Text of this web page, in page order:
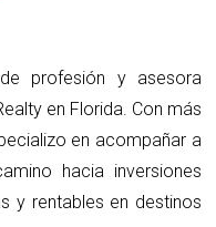
o inquilinos
de vivienda es
mayor competencia
márgenes de ganancia
las propiedades
capital inicial más
profesión y asesora
en Florida. Con más
en acompañar a
hacia inversiones
y rentables en destinos